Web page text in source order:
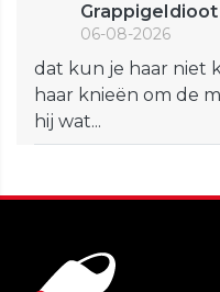
GrappigeIdioot
06-08-2026
dat kun je haar niet
haar knieën om de
hij wat...